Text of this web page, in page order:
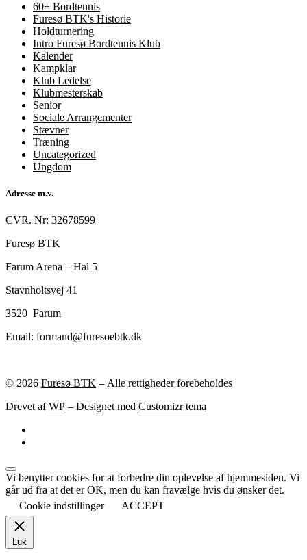
60+ Bordtennis
Furesø BTK's Historie
Holdturnering
Intro Furesø Bordtennis Klub
Kalender
Kampklar
Klub Ledelse
Klubmesterskab
Senior
Sociale Arrangementer
Stævner
Træning
Uncategorized
Ungdom
Adresse m.v.
CVR. Nr: 32678599
Furesø BTK
Farum Arena – Hal 5
Stavnholtsvej 41
3520 Farum
Email: formand@furesoebtk.dk
© 2026 Furesø BTK – Alle rettigheder forebeholdes
Drevet afWP – Designet med Customizr tema
Vi benytter cookies for at forbedre din oplevelse af hjemmesiden. Vi
går ud fra at det er OK, men du kan fravælge hvis du ønsker det.
Cookie indstillinger
ACCEPT
Luk